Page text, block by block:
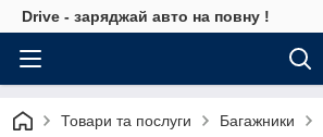
Drive - заряджай авто на повну !
Товари та послуги Багажники